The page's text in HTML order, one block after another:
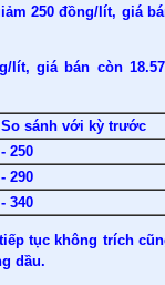
250 đồng/lít, giá
lít, giá bán còn
So sánh với kỳ trước
- 250
- 290
- 340
tục không trích
dầu.